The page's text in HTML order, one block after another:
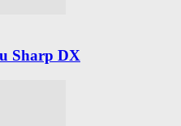
Sharp DX